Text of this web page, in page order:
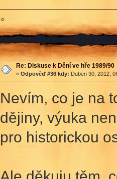
☼
Re: Diskuse k Dění ve hře 1989/90
« Odpověď #36 kdy: Duben 30, 2012,
Nevím, co je na
dějiny, výuka
pro historickou